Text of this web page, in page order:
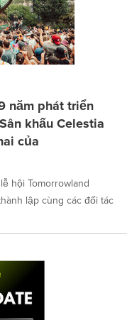
năm phát triển
khấu Celestia
của
hội Tomorrowland
lập cùng các đối tác